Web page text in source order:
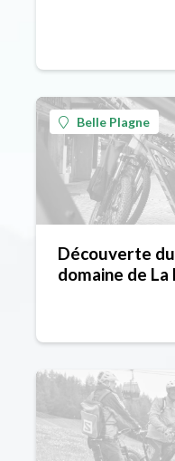
Belle Plagne
Découverte du
domaine de La